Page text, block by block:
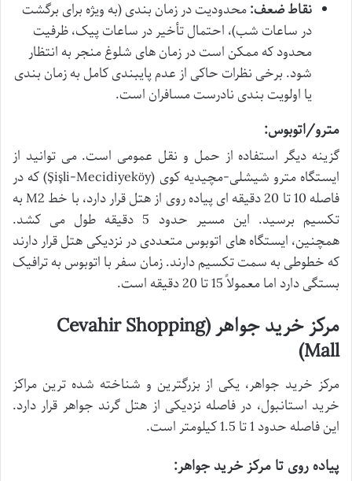
نقاط ضعف:محدودیت در زمان بندی (به ویژه برای برگشت
در ساعات شب)، احتمال تأخیر در ساعات پیک، ظرفیت
محدود که ممکن است در زمان های شلوغ منجر به انتظار
شود. برخی نظرات حاکی از عدم پایبندی کامل به زمان بندی
یا اولویت بندی نادرست مسافران است.
مترو/اتوبوس:
گزینه دیگر استفاده از حمل و نقل عمومی است. می توانید از
ایستگاه مترو شیشلی-مچیدیه کوی (Şişli-Mecidiyeköy) که در
فاصله 10 تا 20 دقیقه ای پیاده روی از هتل قرار دارد، با خط M2 به
تکسیم برسید. این مسیر حدود 5 دقیقه طول می کشد.
همچنین، ایستگاه های اتوبوس متعددی در نزدیکی هتل قرار دارند
که خطوطی به سمت تکسیم دارند. زمان سفر با اتوبوس به ترافیک
بستگی دارد اما معمولاً 15 تا 20 دقیقه است.
مرکز خرید جواهر (Cevahir Shopping
Mall)
مرکز خرید جواهر، یکی از بزرگترین و شناخته شده ترین مراکز
خرید استانبول، در فاصله نزدیکی از هتل گرند جواهر قرار دارد.
این فاصله حدود 1 تا 1.5 کیلومتر است.
پیاده روی تا مرکز خرید جواهر: